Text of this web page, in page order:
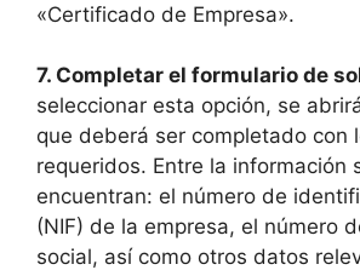
«Certificado de Empresa».
7. Completar el formulario de
seleccionar esta opción, se
que deberá ser completado con
requeridos. Entre la información
encuentran: el número de
(NIF) de la empresa, el número
social, así como otros datos